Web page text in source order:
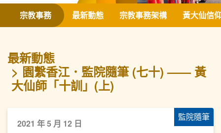
聯絡我們
宗教事務 最新動態 宗教事務架構 黃大仙信
最新動態
園繫香江．監院隨筆 (七十) —— 黃
大仙師「十訓」(上)
監院隨筆
2021 年 5 月 12 日